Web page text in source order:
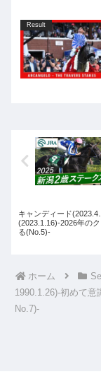
Result
キャンディード
(2023.1.16)-2026年の
る(No.5)-
ホーム
1990.1.26)-初めて意
No.7)-